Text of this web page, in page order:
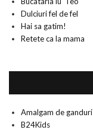
Dulciuri fel de fel
Hai sa gatim!
Retete ca la mama
Amalgam de ganduri
B24Kids